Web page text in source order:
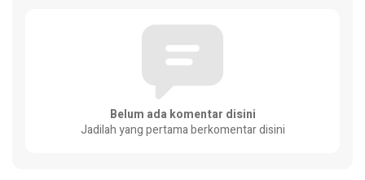
Belum ada komentar disini
Jadilah yang pertama berkomentar disini